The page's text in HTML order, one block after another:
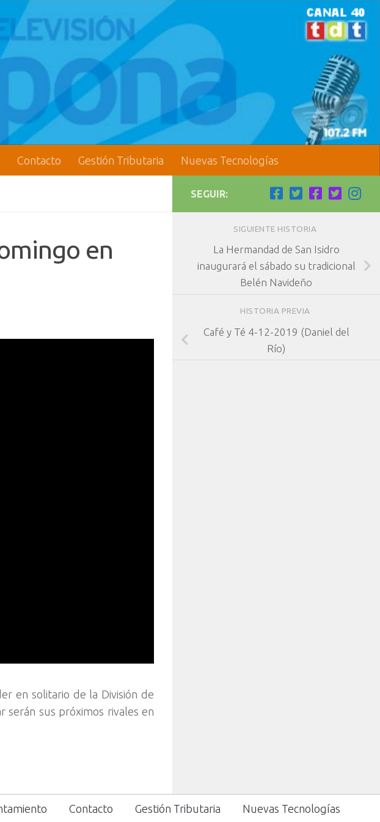
Contacto Gestión Tributaria Nuevas Tecnologías
en
en solitario de la División de
serán sus próximos rivales en
SEGUIR:
SIGUIENTE HISTORIA
La Hermandad de San Isidro
inaugurará el sábado su tradicional
Belén Navideño
HISTORIA PREVIA
Café y Té 4-12-2019 (Daniel del
Río)
Contacto Gestión Tributaria Nuevas Tecnologías